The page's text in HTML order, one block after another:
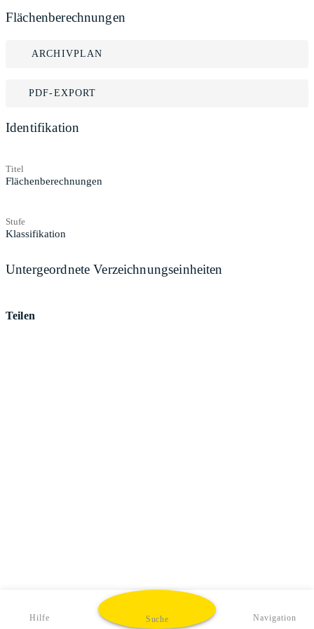
Flächenberechnungen
ARCHIVPLAN
PDF-EXPORT
Identifikation
Titel
Flächenberechnungen
Stufe
Klassifikation
Untergeordnete Verzeichnungseinheiten
Teilen
Hilfe Suche Navigation